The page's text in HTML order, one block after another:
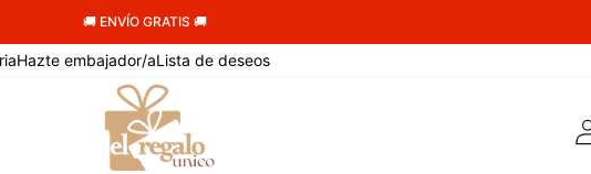
🚚 ENVÍO GRATIS 🚚
Hazte embajador/aLista de deseos